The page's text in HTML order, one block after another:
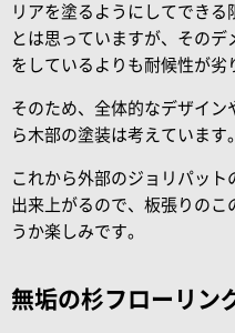
リアを塗るようにしてでき
とは思っていますが、その
をしているよりも耐候性が劣
そのため、全体的なデザイ
ら木部の塗装は考えています。
これから外部のジョリパッ
出来上がるので、板張りの
うか楽しみです。
無垢の杉フローリン